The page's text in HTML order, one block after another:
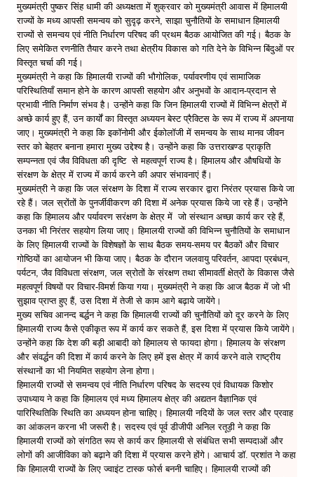
e
b
o
o
k
er l
s
A
p
p
s
e
n
g
er
gr
a
m
e
मुख्यमंत्री पुष्कर सिंह धामी की अध्यक्षता में शुक्रवार को मुख्यमंत्री आवास में हिमालयी
राज्यों के मध्य आपसी समन्वय को सुदृढ़ करने, साझा चुनौतियों के समाधान हिमालयी
राज्यों से समन्वय एवं नीति निर्धारण परिषद की प्रथम बैठक आयोजित की गई। बैठक के
लिए समेकित रणनीति तैयार करने तथा क्षेत्रीय विकास को गति देने के विभिन्न बिंदुओं पर
विस्तृत चर्चा की गई।
मुख्यमंत्री ने कहा कि हिमालयी राज्यों की भौगोलिक, पर्यावरणीय एवं सामाजिक
परिस्थितियाँ समान होने के कारण आपसी सहयोग और अनुभवों के आदान-प्रदान से
प्रभावी नीति निर्माण संभव है। उन्होंने कहा कि जिन हिमालयी राज्यों में विभिन्न क्षेत्रों में
अच्छे कार्य हुए हैं, उन कार्यों का विस्तृत अध्ययन बेस्ट प्रैक्टिस के रूप में राज्य में अपनाया
जाए। मुख्यमंत्री ने कहा कि इकॉनोमी और ईकोलॉजी में समन्वय के साथ मानव जीवन
स्तर को बेहतर बनाना हमारा मुख्य उद्देश्य है। उन्होंने कहा कि उत्तराखण्ड प्राकृति
सम्पन्नता एवं जैव विविधता की दृष्टि से महत्वपूर्ण राज्य है। हिमालय और औषधियों के
संरक्षण के क्षेत्र में राज्य में कार्य करने की अपार संभावनाएं हैं।
मुख्यमंत्री ने कहा कि जल संरक्षण के दिशा में राज्य सरकार द्वारा निरंतर प्रयास किये जा
रहे हैं। जल स्रोंतों के पुनर्जीवीकरण की दिशा में अनेक प्रयास किये जा रहे हैं। उन्होंने
कहा कि हिमालय और पर्यावरण सरंक्षण के क्षेत्र में जो संस्थान अच्छा कार्य कर रहे हैं,
उनका भी निरंतर सहयोग लिया जाए। हिमालयी राज्यों की विभिन्न चुनौतियों के समाधान
के लिए हिमालयी राज्यों के विशेषज्ञों के साथ बैठक समय-समय पर बैठकों और विचार
गोष्ठियों का आयोजन भी किया जाए। बैठक के दौरान जलवायु परिवर्तन, आपदा प्रबंधन,
पर्यटन, जैव विविधता संरक्षण, जल स्रोतों के संरक्षण तथा सीमावर्ती क्षेत्रों के विकास जैसे
महत्वपूर्ण विषयों पर विचार-विमर्श किया गया। मुख्यमंत्री ने कहा कि आज बैठक में जो भी
सुझाव प्राप्त हुए हैं, उस दिशा में तेजी से काम आगे बढ़ाये जायेंगे।
मुख्य सचिव आनन्द बर्द्धन ने कहा कि हिमालयी राज्यों की चुनौतियों को दूर करने के लिए
हिमालयी राज्य कैसे एकीकृत रूप में कार्य कर सकते हैं, इस दिशा में प्रयास किये जायेंगे।
उन्होंने कहा कि देश की बड़ी आबादी को हिमालय से फायदा होगा। हिमालय के संरक्षण
और संवर्द्धन की दिशा में कार्य करने के लिए हमें इस क्षेत्र में कार्य करने वाले राष्ट्रीय
संस्थानों का भी नियमित सहयोग लेना होगा।
हिमालयी राज्यों से समन्वय एवं नीति निर्धारण परिषद के सदस्य एवं विधायक किशोर
उपाध्याय ने कहा कि हिमालय एवं मध्य हिमालय क्षेत्र की अद्यतन वैज्ञानिक एवं
पारिस्थितिकि स्थिति का अध्ययन होना चाहिए। हिमालयी नदियों के जल स्तर और प्रवाह
का आंकलन करना भी जरूरी है। सदस्य एवं पूर्व डीजीपी अनिल रतूड़ी ने कहा कि
हिमालयी राज्यों को संगठित रूप से कार्य कर हिमालयी से संबंधित सभी सम्पदाओं और
लोगों की आजीविका को बढ़ाने की दिशा में प्रयास करने होंगे। आचार्य डॉ. प्रशांत ने कहा
कि हिमालयी राज्यों के लिए ज्वाइंट टास्क फोर्स बननी चाहिए। हिमालयी राज्यों की